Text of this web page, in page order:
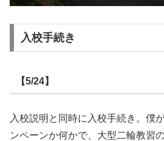
入校手続き
【5/24】
入校説明と同時に入校手続き。僕
ンペーンか何かで、大型二輪教習